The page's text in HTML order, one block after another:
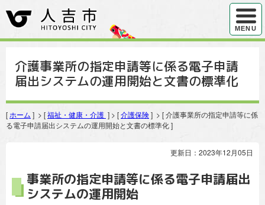
ハンバ
MENU
介護事業所の指定申請等に係る電子申請
届出システムの運用開始と文書の標準化
[ ホーム ] > [福祉・健康・介護 ] > [介護保険] > [ 介護事業所の指定申請等に係
る電子申請届出システムの運用開始と文書の標準化 ]
更新日：2023年12月05日
事業所の指定申請等に係る電子申請届出
システムの運用開始